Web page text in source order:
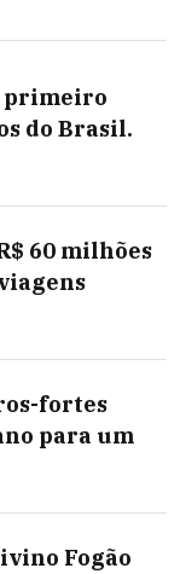
primeiro
do Brasil.
60 milhões
fortes
para um
Fogão